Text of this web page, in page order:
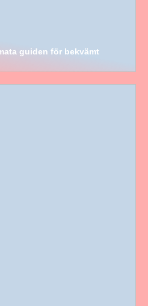
guiden för bekvämt